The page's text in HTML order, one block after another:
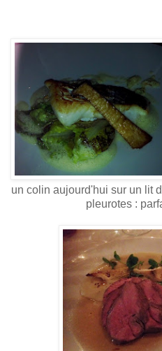
un colin aujourd'hui sur un lit
pleurotes :